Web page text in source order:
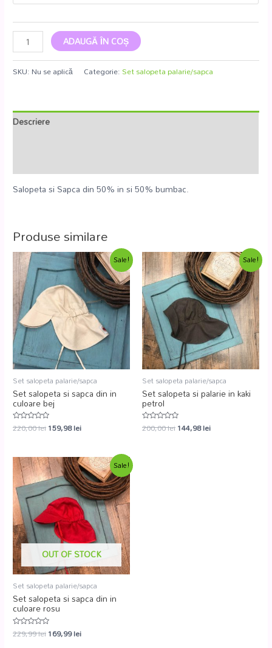
ADAUGĂ ÎN COȘ
SKU: Nu se aplică Categorie:Set salopeta palarie/sapca
Descriere
Salopeta si Sapca din 50% in si 50% bumbac.
Produse similare
Sale!
Set salopeta palarie/sapca
Set salopeta si sapca din in
culoare bej
Evaluat
la
220,00lei159,98lei
Sale!
Set salopeta palarie/sapca
Set salopeta si palarie in kaki
petrol
Evaluat
la
200,00lei144,98lei
Sale!
OUT OF STOCK
Set salopeta palarie/sapca
Set salopeta si sapca din in
culoare rosu
Evaluat
la
229,99lei169,99lei